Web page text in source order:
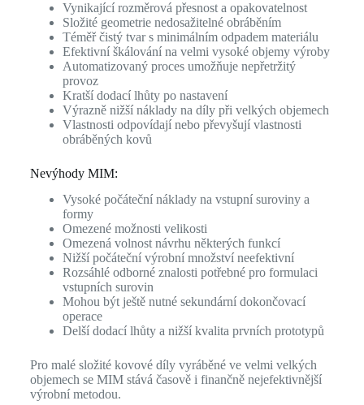
Vynikající rozměrová přesnost a opakovatelnost
Složité geometrie nedosažitelné obráběním
Téměř čistý tvar s minimálním odpadem materiálu
Efektivní škálování na velmi vysoké objemy výroby
Automatizovaný proces umožňuje nepřetržitý
provoz
Kratší dodací lhůty po nastavení
Výrazně nižší náklady na díly při velkých objemech
Vlastnosti odpovídají nebo převyšují vlastnosti
obráběných kovů
Nevýhody MIM:
Vysoké počáteční náklady na vstupní suroviny a
formy
Omezené možnosti velikosti
Omezená volnost návrhu některých funkcí
Nižší počáteční výrobní množství neefektivní
Rozsáhlé odborné znalosti potřebné pro formulaci
vstupních surovin
Mohou být ještě nutné sekundární dokončovací
operace
Delší dodací lhůty a nižší kvalita prvních prototypů
Pro malé složité kovové díly vyráběné ve velmi velkých
objemech se MIM stává časově i finančně nejefektivnější
výrobní metodou.